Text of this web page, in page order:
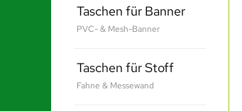
Taschen für Banner
PVC- & Mesh-Banner
Taschen für Stoff
Fahne & Messewand